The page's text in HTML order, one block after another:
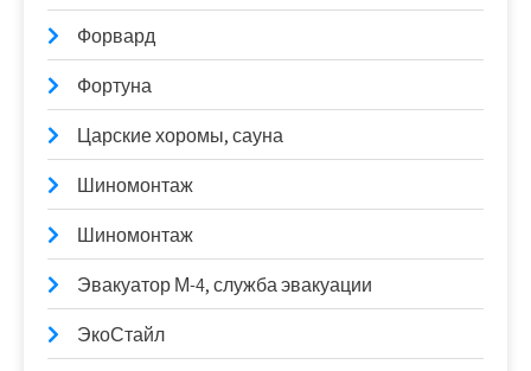
Форвард
Фортуна
Царские хоромы, сауна
Шиномонтаж
Шиномонтаж
Эвакуатор М-4, служба эвакуации
ЭкоСтайл